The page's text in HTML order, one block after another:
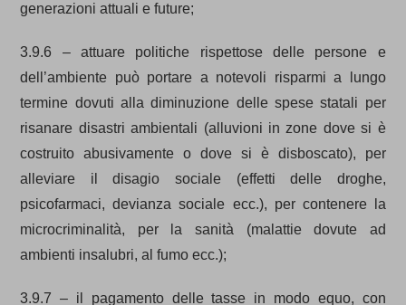
generazioni attuali e future;
3.9.6 – attuare politiche rispettose delle persone e
dell’ambiente può portare a notevoli risparmi a lungo
termine dovuti alla diminuzione delle spese statali per
risanare disastri ambientali (alluvioni in zone dove si è
costruito abusivamente o dove si è disboscato), per
alleviare il disagio sociale (effetti delle droghe,
psicofarmaci, devianza sociale ecc.), per contenere la
microcriminalità, per la sanità (malattie dovute ad
ambienti insalubri, al fumo ecc.);
3.9.7 – il pagamento delle tasse in modo equo, con